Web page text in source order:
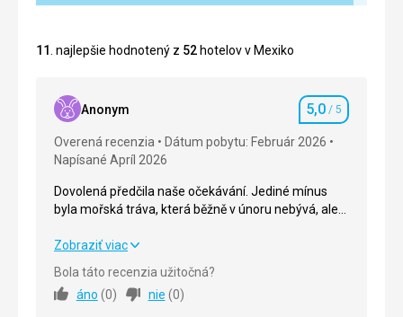
11 . najlepšie hodnotený z 52 hotelov v Mexiko
Anonym Hodnotenie
5,0 / 5
Overená recenzia
Dátum pobytu: Február 2026
Napísané Apríl 2026
Dovolená předčila naše očekávání. Jediné mínus
byla mořská tráva, která běžně v únoru nebývá, ale
autobus na letišti v Cancunu.
Dovolená předčila naše očekávání. Jediné mínus
vykoupat se dalo i tak. A trochu vázl přestup na
autobus na letišti v Cancunu.
Zobraziť viac
Bola táto recenzia užitočná?
áno (0) nie (0)